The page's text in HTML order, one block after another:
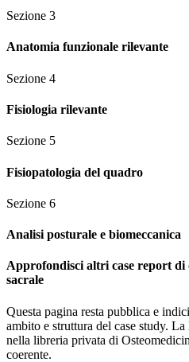
Sezione 3
Anatomia funzionale rilevante
Sezione 4
Fisiologia rilevante
Sezione 5
Fisiopatologia del quadro
Sezione 6
Analisi posturale e biomeccanica
Approfondisci altri case report di
sacrale
Questa pagina resta pubblica e
ambito e struttura del case study.
nella libreria privata di
coerente.